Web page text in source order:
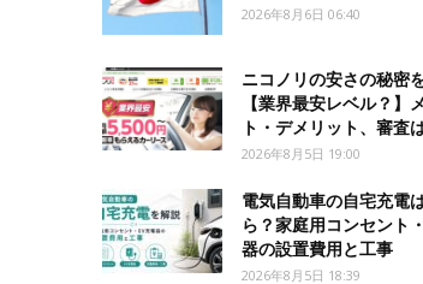
2026年8月6日 06:40
ニコノリの安さの秘密
【業界最安レベル？】
ト・デメリット、審査
2026年8月5日 19:00
電気自動車の自宅充電
ら？家庭用コンセント
器の設置費用と工事
2026年8月5日 18:39